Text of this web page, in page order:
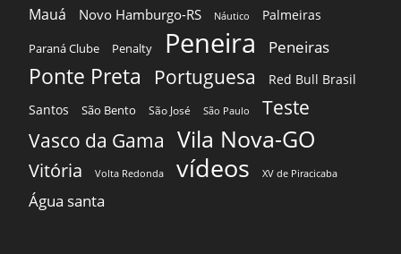
Mauá Novo Hamburgo-RS Náutico Palmeiras
Paraná Clube Penalty Peneira Peneiras
Ponte Preta Portuguesa
Red Bull Brasil
Santos
São Bento São José São Paulo Teste
Vasco da Gama Vila Nova-GO
Vitória Volta Redonda vídeos XV de Piracicaba
Água santa